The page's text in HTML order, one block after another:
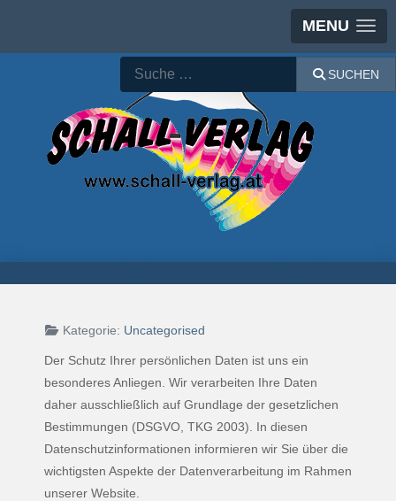
MENU
Suchen
SUCHEN
Kategorie: Uncategorised
Der Schutz Ihrer persönlichen Daten ist uns ein
besonderes Anliegen. Wir verarbeiten Ihre Daten
daher ausschließlich auf Grundlage der gesetzlichen
Bestimmungen (DSGVO, TKG 2003). In diesen
Datenschutzinformationen informieren wir Sie über die
wichtigsten Aspekte der Datenverarbeitung im Rahmen
unserer Website.